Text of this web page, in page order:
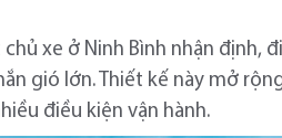
xe ở Ninh Bình nhận định,
gió lớn. Thiết kế này mở
điều kiện vận hành.